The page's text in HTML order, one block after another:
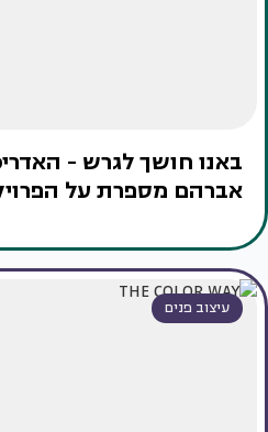
באנו חושך לגרש -
אברהם מספרת על
עיצוב פנים